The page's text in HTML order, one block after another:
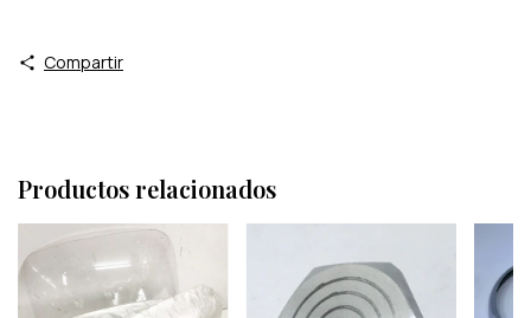
Compartir
Productos relacionados